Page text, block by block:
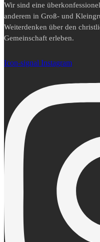
Wir sind eine
anderem in Groß- und
Weiterdenken über den
Gemeinschaft erleben.
Icon-signal Instagram